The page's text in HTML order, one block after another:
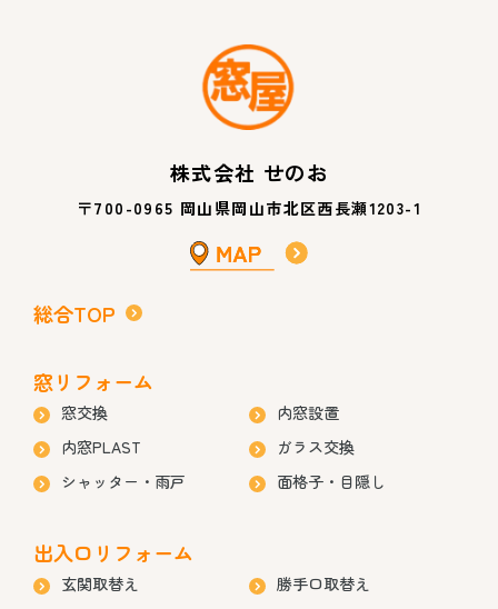
株式会社 せのお
〒700-0965 岡山県岡山市北区西長瀬1203-1
総合TOP
窓リフォーム
窓交換
内窓設置
内窓PLAST
ガラス交換
シャッター・雨戸
面格子・目隠し
出入口リフォーム
玄関取替え 勝手口取替え